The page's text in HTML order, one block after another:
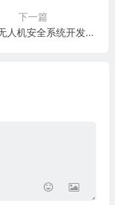
下一篇
以色列无人机安全系统开发商：ParaZero Technologies(PRZO)